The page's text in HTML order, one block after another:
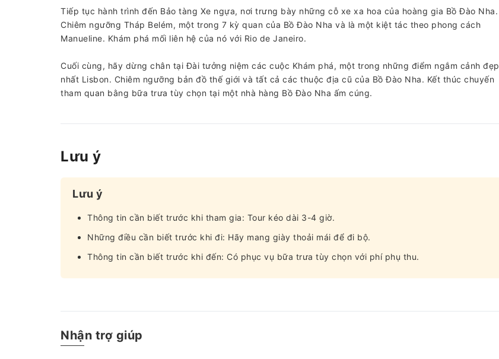
Tiếp tục hành trình đến Bảo tàng Xe ngựa, nơi trưng bày những cỗ xe xa hoa của hoàng gia Bồ Đào Nha.
Chiêm ngưỡng Tháp Belém, một trong 7 kỳ quan của Bồ Đào Nha và là một kiệt tác theo phong cách
Manueline. Khám phá mối liên hệ của nó với Rio de Janeiro.
Cuối cùng, hãy dừng chân tại Đài tưởng niệm các cuộc Khám phá, một trong những điểm ngắm cảnh đẹp
nhất Lisbon. Chiêm ngưỡng bản đồ thế giới và tất cả các thuộc địa cũ của Bồ Đào Nha. Kết thúc chuyến
tham quan bằng bữa trưa tùy chọn tại một nhà hàng Bồ Đào Nha ấm cúng.
Lưu ý
Lưu ý
Thông tin cần biết trước khi tham gia: Tour kéo dài 3-4 giờ.
Những điều cần biết trước khi đi: Hãy mang giày thoải mái để đi bộ.
Thông tin cần biết trước khi đến: Có phục vụ bữa trưa tùy chọn với phí phụ thu.
Nhận trợ giúp